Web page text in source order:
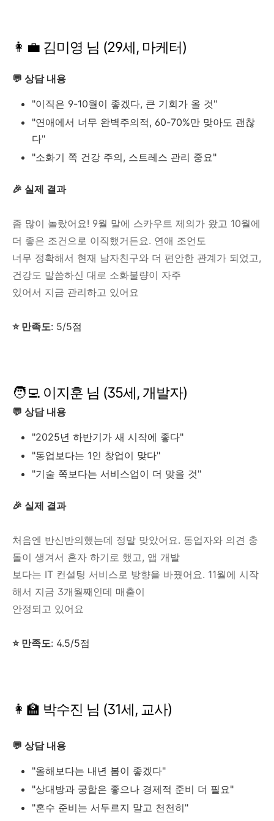
👩‍💼 김미영 님 (29세, 마케터)
💬 상담 내용
"이직은 9-10월이 좋겠다, 큰 기회가 올 것"
"연애에서 너무 완벽주의적, 60-70%만 맞아도 괜찮
다"
"소화기 쪽 건강 주의, 스트레스 관리 중요"
🎉 실제 결과
좀 많이 놀랐어요! 9월 말에 스카우트 제의가 왔고 10월에
더 좋은 조건으로 이직했거든요. 연애 조언도
너무 정확해서 현재 남자친구와 더 편안한 관계가 되었고,
건강도 말씀하신 대로 소화불량이 자주
있어서 지금 관리하고 있어요
⭐ 만족도: 5/5점
🧑‍💻 이지훈 님 (35세, 개발자)
💬 상담 내용
"2025년 하반기가 새 시작에 좋다"
"동업보다는 1인 창업이 맞다"
"기술 쪽보다는 서비스업이 더 맞을 것"
🎉 실제 결과
처음엔 반신반의했는데 정말 맞았어요. 동업자와 의견 충
돌이 생겨서 혼자 하기로 했고, 앱 개발
보다는 IT 컨설팅 서비스로 방향을 바꿨어요. 11월에 시작
해서 지금 3개월째인데 매출이
안정되고 있어요
⭐ 만족도: 4.5/5점
👩‍🏫 박수진 님 (31세, 교사)
💬 상담 내용
"올해보다는 내년 봄이 좋겠다"
"상대방과 궁합은 좋으나 경제적 준비 더 필요"
"혼수 준비는 서두르지 말고 천천히"